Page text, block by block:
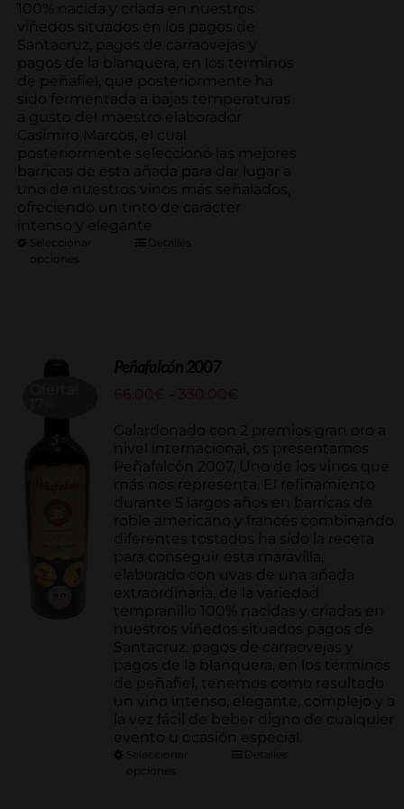
100% nacida y criada en nuestros
viñedos situados en los pagos de
Santacruz, pagos de carraovejas y
pagos de la blanquera, en los términos
de peñafiel, que posteriormente ha
sido fermentada a bajas temperaturas
a gusto del maestro elaborador
Casimiro Marcos, el cual
posteriormente seleccionó las mejores
barricas de esta añada para dar lugar a
uno de nuestros vinos más señalados,
ofreciendo un tinto de carácter
intenso y elegante
Seleccionar
opciones
Detalles
Peñafalcón 2007
66.00 € 330.00 €
precios:
desde
66.00€
hasta
330.00€
Galardonado con 2 premios gran oro a
nivel internacional, os presentamos
Peñafalcón 2007, Uno de los vinos que
más nos representa. El refinamiento
durante 5 largos años en barricas de
roble americano y francés combinando
diferentes tostados ha sido la receta
para conseguir esta maravilla,
elaborado con uvas de una añada
extraordinaria, de la variedad
tempranillo 100% nacidas y criadas en
nuestros viñedos situados pagos de
Santacruz, pagos de carraovejas y
pagos de la blanquera, en los términos
de peñafiel, tenemos como resultado
un vino intenso, elegante, complejo y a
la vez fácil de beber digno de cualquier
evento u ocasión especial.
Seleccionar
opciones
Detalles